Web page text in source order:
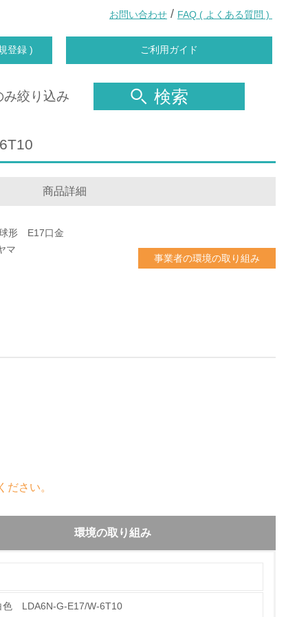
お問い合わせ / FAQ ( よくある質問 )
登録 ) ご利用ガイド
み絞り込み 検索
商品詳細
形 E17口金
マ
事業者の環境の取り組み
さい。
環境の取り組み
色 LDA6N-G-E17/W-6T10